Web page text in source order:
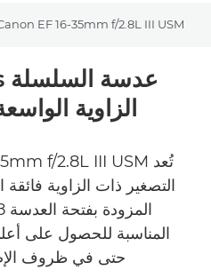
EF 16-35mm f/2.8L III USM
الزاوية
التصغير ذات الزاوية فائقة
المناسبة للحصول على
حتى في ظروف